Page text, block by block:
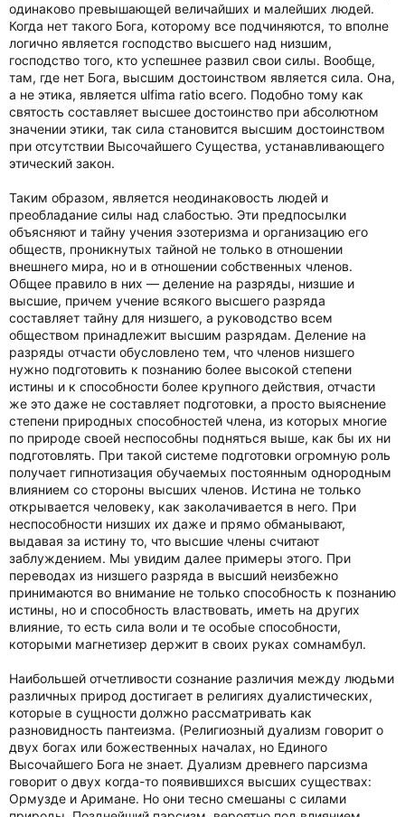
одинаково превышающей величайших и малейших людей.
Когда нет такого Бога, которому все подчиняются, то вполне
логично является господство высшего над низшим,
господство того, кто успешнее развил свои силы. Вообще,
там, где нет Бога, высшим достоинством является сила. Она,
а не этика, является ulfima ratio всего. Подобно тому как
святость составляет высшее достоинство при абсолютном
значении этики, так сила становится высшим достоинством
при отсутствии Высочайшего Существа, устанавливающего
этический закон.
Таким образом, является неодинаковость людей и
преобладание силы над слабостью. Эти предпосылки
объясняют и тайну учения эзотеризма и организацию его
обществ, проникнутых тайной не только в отношении
внешнего мира, но и в отношении собственных членов.
Общее правило в них — деление на разряды, низшие и
высшие, причем учение всякого высшего разряда
составляет тайну для низшего, а руководство всем
обществом принадлежит высшим разрядам. Деление на
разряды отчасти обусловлено тем, что членов низшего
нужно подготовить к познанию более высокой степени
истины и к способности более крупного действия, отчасти
же это даже не составляет подготовки, а просто выяснение
степени природных способностей члена, из которых многие
по природе своей неспособны подняться выше, как бы их ни
подготовлять. При такой системе подготовки огромную роль
получает гипнотизация обучаемых постоянным однородным
влиянием со стороны высших членов. Истина не только
открывается человеку, как заколачивается в него. При
неспособности низших их даже и прямо обманывают,
выдавая за истину то, что высшие члены считают
заблуждением. Мы увидим далее примеры этого. При
переводах из низшего разряда в высший неизбежно
принимаются во внимание не только способность к познанию
истины, но и способность властвовать, иметь на других
влияние, то есть сила воли и те особые способности,
которыми магнетизер держит в своих руках сомнамбул.
Наибольшей отчетливости сознание различия между людьми
различных природ достигает в религиях дуалистических,
которые в сущности должно рассматривать как
разновидность пантеизма. (Религиозный дуализм говорит о
двух богах или божественных началах, но Единого
Высочайшего Бога не знает. Дуализм древнего парсизма
говорит о двух когда-то появившихся высших существах:
Ормузде и Аримане. Но они тесно смешаны с силами